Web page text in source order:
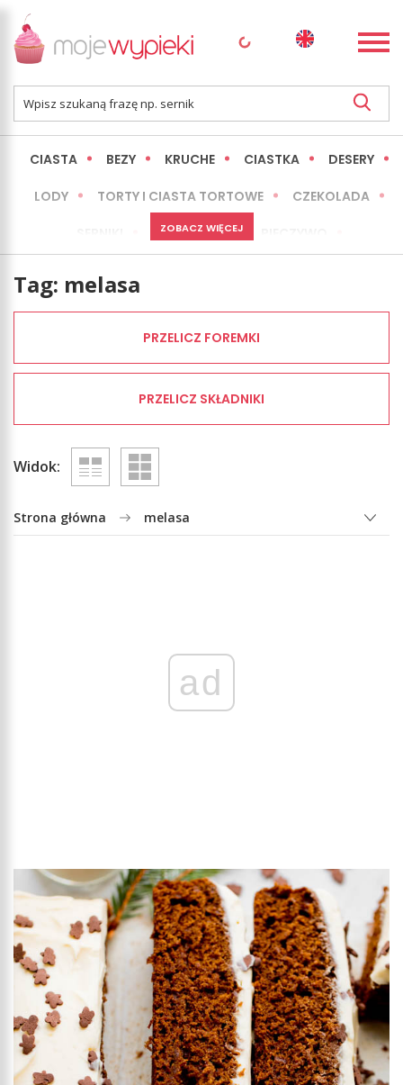
CIASTA BEZY KRUCHE CIASTKA DESERY
LODY TORTY I CIASTA TORTOWE CZEKOLADA
MINI WYPIEKI
ZOBACZ WIĘCEJ
Tag: melasa
PRZELICZ FOREMKI
PRZELICZ SKŁADNIKI
Widok:
Strona główna melasa
ad